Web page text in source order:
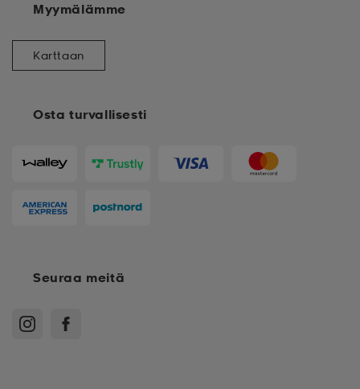
Osta turvallisesti
Myymälämme
Karttaan
Seuraa meitä